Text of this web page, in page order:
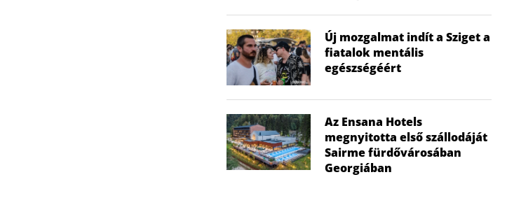
Új mozgalmat indít a Sziget a
fiatalok mentális
egészségéért
Az Ensana Hotels
megnyitotta első szállodáját
Sairme fürdővárosában
Georgiában